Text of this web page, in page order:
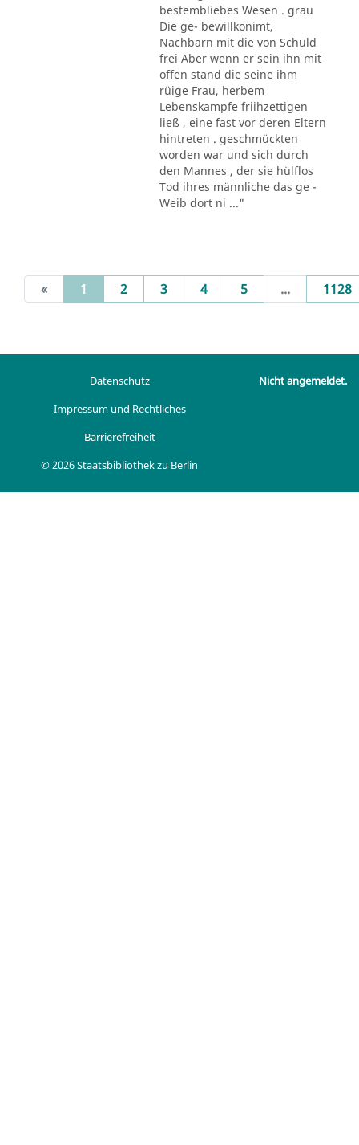
bestembliebes Wesen . grau
Die ge- bewillkonimt,
Nachbarn mit die von Schuld
frei Aber wenn er sein ihn mit
offen stand die seine ihm
rüige Frau, herbem
Lebenskampfe friihzettigen
ließ , eine fast vor deren Eltern
hintreten . geschmückten
worden war und sich durch
den Mannes , der sie hülflos
Tod ihres männliche das ge -
Weib dort ni ..."
« 1 (current)
2 3 4 5 ... 1128
Datenschutz
Impressum und Rechtliches
Barrierefreiheit
© 2026 Staatsbibliothek zu Berlin
Nicht angemeldet.